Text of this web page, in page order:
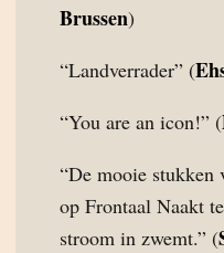
Brussen)
“Landverrader” (
“You are an icon!” (
“De mooie stukken
op Frontaal Naakt
stroom in zwemt.” (